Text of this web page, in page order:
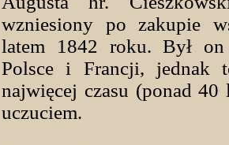
wzniesiony po zakupie
latem 1842 roku. Był on
Polsce i Francji, jednak
najwięcej czasu (ponad
uczuciem.